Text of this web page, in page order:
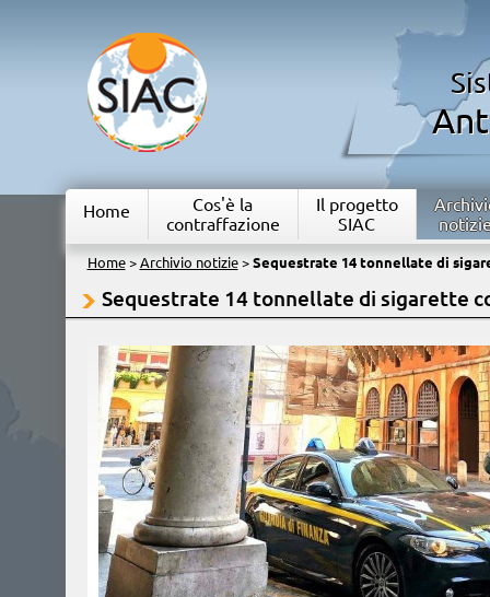
Home
Cos'è la
contraffazione
Il progetto
SIAC
Home> Archivio notizie> Sequestrate 14 tonnellate di
Sequestrate 14 tonnellate di sigarette